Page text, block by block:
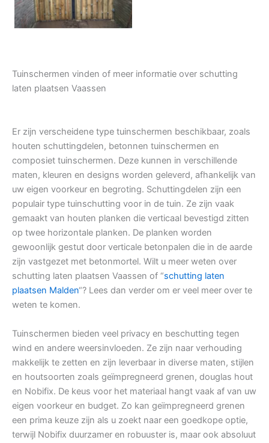
Tuinschermen vinden of meer informatie over schutting
laten plaatsen Vaassen
Er zijn verscheidene type tuinschermen beschikbaar, zoals
houten schuttingdelen, betonnen tuinschermen en
composiet tuinschermen. Deze kunnen in verschillende
maten, kleuren en designs worden geleverd, afhankelijk van
uw eigen voorkeur en begroting. Schuttingdelen zijn een
populair type tuinschutting voor in de tuin. Ze zijn vaak
gemaakt van houten planken die verticaal bevestigd zitten
op twee horizontale planken. De planken worden
gewoonlijk gestut door verticale betonpalen die in de aarde
zijn vastgezet met betonmortel. Wilt u meer weten over
schutting laten plaatsen Vaassen of “schutting laten
plaatsen Malden“? Lees dan verder om er veel meer over te
weten te komen.
Tuinschermen bieden veel privacy en beschutting tegen
wind en andere weersinvloeden. Ze zijn naar verhouding
makkelijk te zetten en zijn leverbaar in diverse maten, stijlen
en houtsoorten zoals geïmpregneerd grenen, douglas hout
en Nobifix. De keus voor het materiaal hangt vaak af van uw
eigen voorkeur en budget. Zo kan geïmpregneerd grenen
een prima keuze zijn als u zoekt naar een goedkope optie,
terwijl Nobifix duurzamer en robuuster is, maar ook absoluut